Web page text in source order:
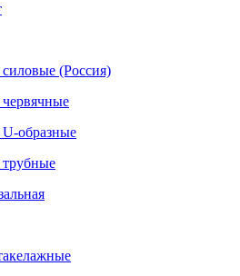
(Россия)
образные